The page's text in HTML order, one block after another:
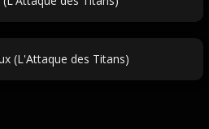
(L'Attaque des Titans)